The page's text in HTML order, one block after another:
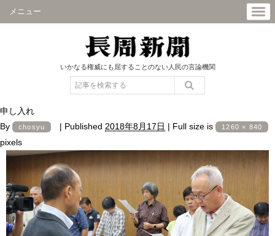
メニュー
いかなる権威にも屈することのない人民の言論機関
申し入れ
By
chosyu | Published 2018年8月17日 | Full size is 1260 × 840
pixels